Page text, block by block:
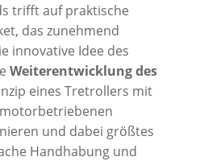
trifft auf praktische
das zunehmend
innovative Idee des
Weiterentwicklung des
eines Tretrollers mit
und dabei größtes
Handhabung und